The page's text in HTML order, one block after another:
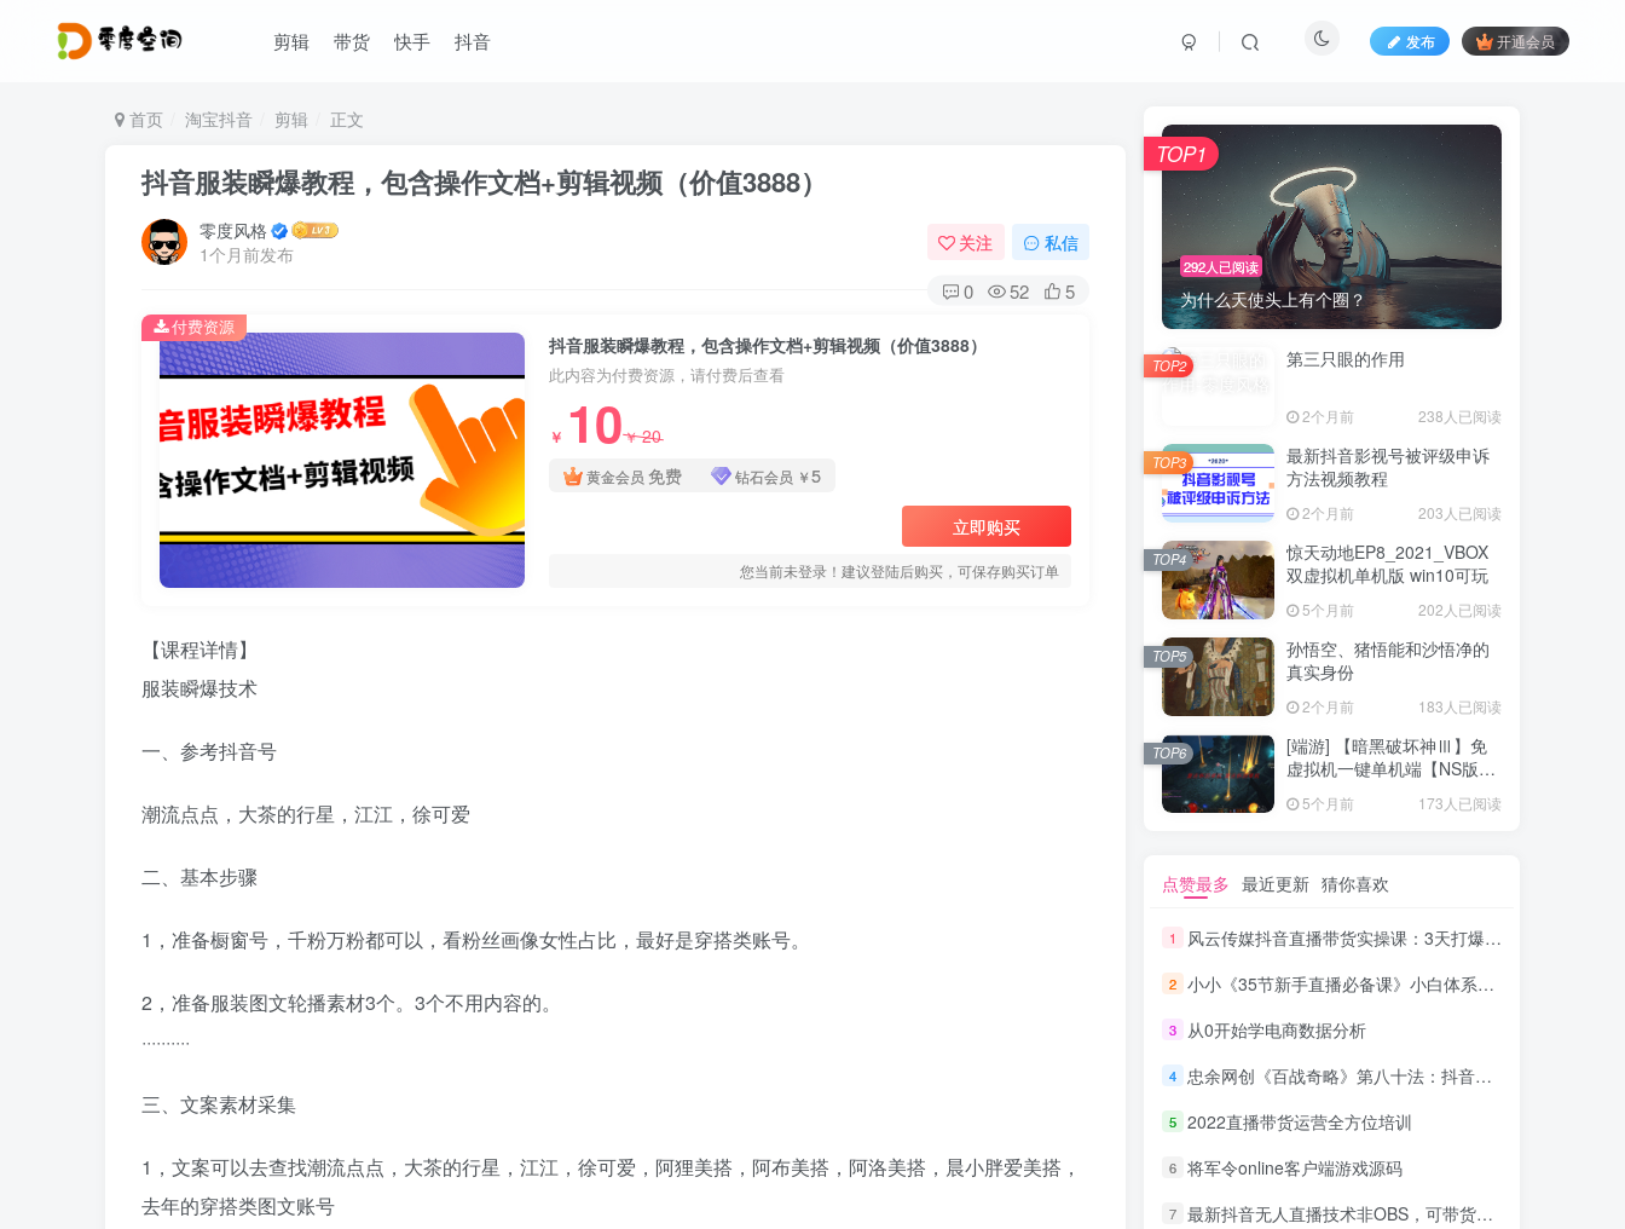
剪辑 带货 快手 抖音 发布 开通会员
首页 淘宝抖音 剪辑 正文
抖音服装瞬爆教程，包含操作文档+剪辑视频（价值3888）
零度风格
1个月前发布
关注 私信
0 52 5
抖音服装瞬爆教程，包含操作文档+剪辑视频（价值3888）
此内容为付费资源，请付费后查看
￥ 10￥20
黄金会员 免费 钻石会员 ￥5
立即购买
您当前未登录！建议登陆后购买，可保存购买订单
付费资源
【课程详情】
服装瞬爆技术
一、参考抖音号
潮流点点，大茶的行星，江江，徐可爱
二、基本步骤
1，准备橱窗号，千粉万粉都可以，看粉丝画像女性占比，最好是穿搭类账号。
2，准备服装图文轮播素材3个。3个不用内容的。
··········
三、文案素材采集
1，文案可以去查找潮流点点，大茶的行星，江江，徐可爱，阿狸美搭，阿布美搭，阿洛美搭，晨小胖爱美搭，
去年的穿搭类图文账号
292人已阅读
为什么天使头上有个圈？
TOP1
第三只眼的作用
2个月前 238人已阅读
TOP2
最新抖音影视号被评级申诉
方法视频教程
2个月前 203人已阅读
TOP3
惊天动地EP8_2021_VBOX
双虚拟机单机版 win10可玩
5个月前 202人已阅读
TOP4
孙悟空、猪悟能和沙悟净的
真实身份
2个月前 183人已阅读
TOP5
[端游] 【暗黑破坏神Ⅲ】免
虚拟机一键单机端【NS版
5个月前 173人已阅读
TOP6
点赞最多 最近更新 猜你喜欢
1 风云传媒抖音直播带货实操课：3天打爆直播间7天稳定自然流玩法
2 小小《35节新手直播必备课》小白体系化的直播方法
3 从0开始学电商数据分析
4 忠余网创《百战奇略》第八十法：抖音暴利赚钱项目，一单利润过千
5 2022直播带货运营全方位培训
6 将军令online客户端游戏源码
7 最新抖音无人直播技术非OBS，可带货，可引流，可刷礼物（附全套软件）